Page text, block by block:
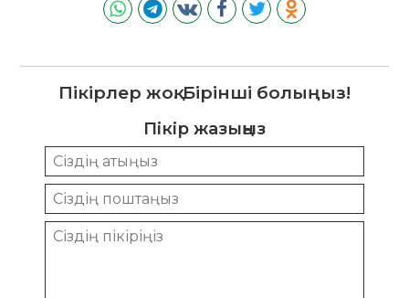
Пікірлер жоқ. Бірінші болыңыз!
Пікір жазыңыз